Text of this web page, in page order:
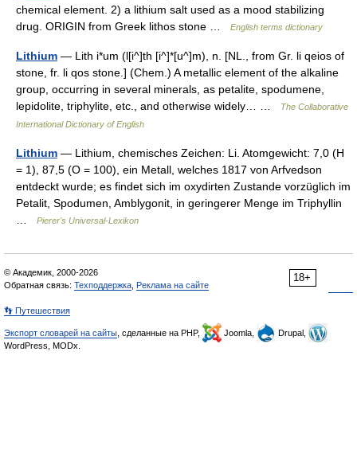
chemical element. 2) a lithium salt used as a mood stabilizing
drug. ORIGIN from Greek lithos stone …
English terms dictionary
Lithium — Lith i*um (l[i^]th [i^]*[u^]m), n. [NL., from Gr. li qeios of
stone, fr. li qos stone.] (Chem.) A metallic element of the alkaline
group, occurring in several minerals, as petalite, spodumene,
lepidolite, triphylite, etc., and otherwise widely… …
The Collaborative
International Dictionary of English
Lithium — Lithium, chemisches Zeichen: Li. Atomgewicht: 7,0 (H
= 1), 87,5 (O = 100), ein Metall, welches 1817 von Arfvedson
entdeckt wurde; es findet sich im oxydirten Zustande vorzüglich im
Petalit, Spodumen, Amblygonit, in geringerer Menge im Triphyllin
Pierer's Universal-Lexikon
18+
© Академик, 2000-2026
Обратная связь: Техподдержка Реклама на сайте
👣 Путешествия
Экспорт словарей на сайты , сделанные на PHP, Joomla,
Drupal,
WordPress, MODx.